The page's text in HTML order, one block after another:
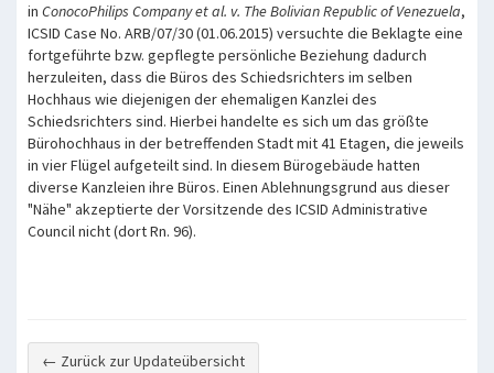
in ConocoPhilips Company et al. v. The Bolivian Republic of Venezuela,
ICSID Case No. ARB/07/30 (01.06.2015) versuchte die Beklagte eine
fortgeführte bzw. gepflegte persönliche Beziehung dadurch
herzuleiten, dass die Büros des Schiedsrichters im selben
Hochhaus wie diejenigen der ehemaligen Kanzlei des
Schiedsrichters sind. Hierbei handelte es sich um das größte
Bürohochhaus in der betreffenden Stadt mit 41 Etagen, die jeweils
in vier Flügel aufgeteilt sind. In diesem Bürogebäude hatten
diverse Kanzleien ihre Büros. Einen Ablehnungsgrund aus dieser
"Nähe" akzeptierte der Vorsitzende des ICSID Administrative
Council nicht (dort Rn. 96).
← Zurück zur Updateübersicht